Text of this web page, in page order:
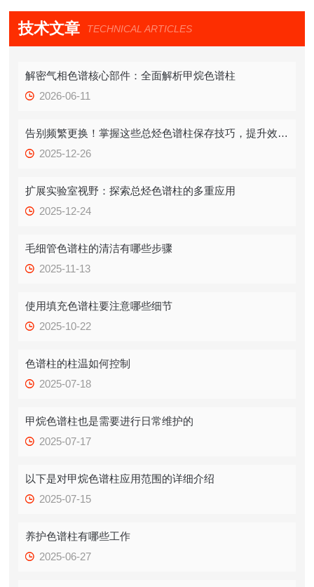
技术文章 TECHNICAL ARTICLES
解密气相色谱核心部件：全面解析甲烷色谱柱
2026-06-11
告别频繁更换！掌握这些总烃色谱柱保存技巧，提升效率！
2025-12-26
扩展实验室视野：探索总烃色谱柱的多重应用
2025-12-24
毛细管色谱柱的清洁有哪些步骤
2025-11-13
使用填充色谱柱要注意哪些细节
2025-10-22
色谱柱的柱温如何控制
2025-07-18
甲烷色谱柱也是需要进行日常维护的
2025-07-17
以下是对甲烷色谱柱应用范围的详细介绍
2025-07-15
养护色谱柱有哪些工作
2025-06-27